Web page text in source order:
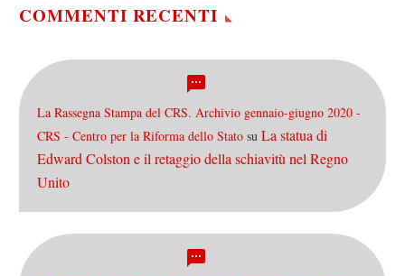
COMMENTI RECENTI
La Rassegna Stampa del CRS. Archivio gennaio-giugno 2020 -
CRS - Centro per la Riforma dello Stato su La statua di
Edward Colston e il retaggio della schiavitù nel Regno
Unito